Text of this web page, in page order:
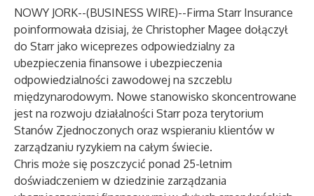
NOWY JORK--(BUSINESS WIRE)--Firma Starr Insurance
poinformowała dzisiaj, że Christopher Magee dołączył
do Starr jako wiceprezes odpowiedzialny za
ubezpieczenia finansowe i ubezpieczenia
odpowiedzialności zawodowej na szczeblu
międzynarodowym. Nowe stanowisko skoncentrowane
jest na rozwoju działalności Starr poza terytorium
Stanów Zjednoczonych oraz wspieraniu klientów w
zarządzaniu ryzykiem na całym świecie.
Chris może się poszczycić ponad 25-letnim
doświadczeniem w dziedzinie zarządzania